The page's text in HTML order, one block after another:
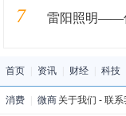
7 雷阳照明——
首页 资讯 财经 科技
消费 微商 关于我们 - 联系